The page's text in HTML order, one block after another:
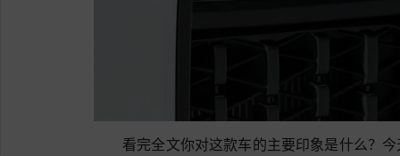
看完全文你对这款车的主要印象是什么？